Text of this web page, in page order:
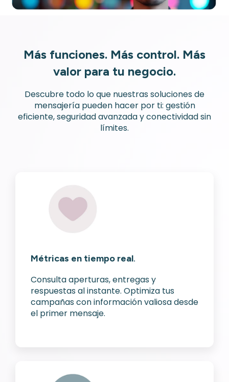
Más funciones. Más control. Más
valor para tu negocio.
Descubre todo lo que nuestras soluciones de
mensajería pueden hacer por ti: gestión
eficiente, seguridad avanzada y conectividad sin
límites.
Métricas en tiempo real.
Consulta aperturas, entregas y
respuestas al instante. Optimiza tus
campañas con información valiosa desde
el primer mensaje.